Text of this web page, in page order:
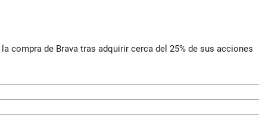
compra de Brava tras adquirir cerca del 25% de sus acciones